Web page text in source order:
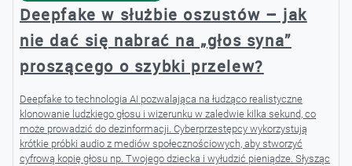
Deepfake w służbie oszustów – jak
nie dać się nabrać na „głos syna”
proszącego o szybki przelew?
Deepfake to technologia AI pozwalająca na łudząco realistyczne
klonowanie ludzkiego głosu i wizerunku w zaledwie kilka sekund, co
może prowadzić do dezinformacji. Cyberprzestępcy wykorzystują
krótkie próbki audio z mediów społecznościowych, aby stworzyć
cyfrową kopię głosu np. Twojego dziecka i wyłudzić pieniądze. Słysząc